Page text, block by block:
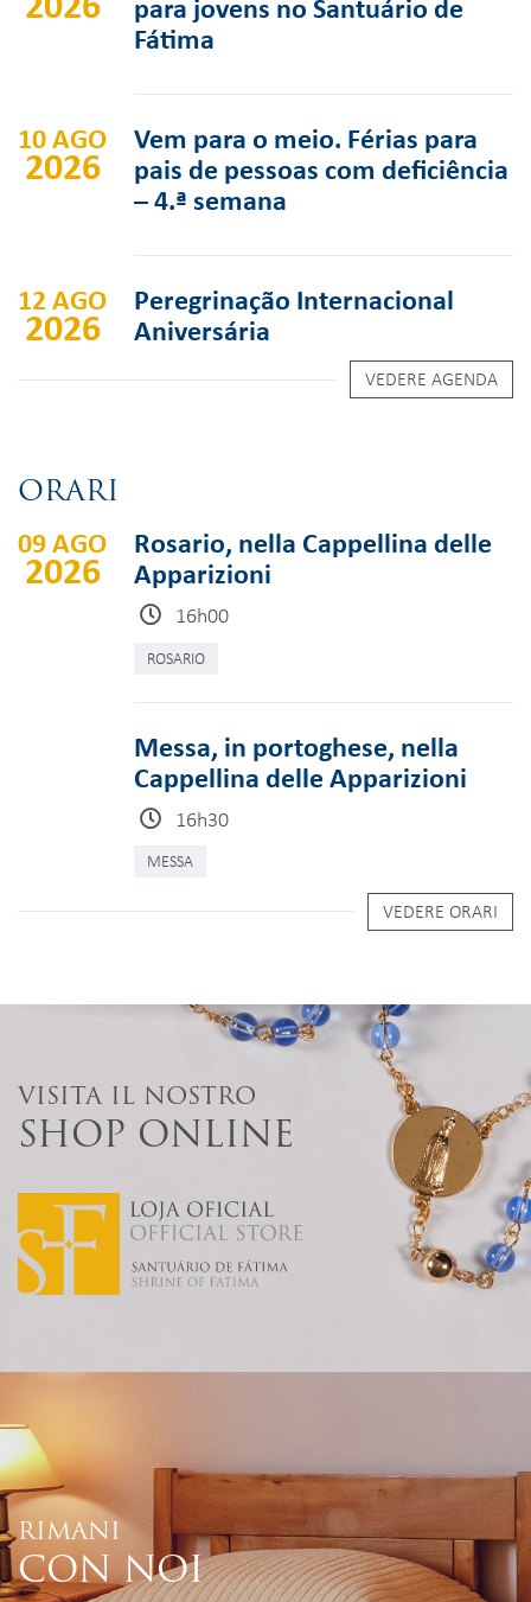
Fátima
10 AGO
2026
Vem para o meio. Férias para
pais de pessoas com deficiência
– 4.ª semana
12 AGO
2026
Peregrinação Internacional
Aniversária
VEDERE AGENDA
ORARI
09 AGO
2026
Rosario, nella Cappellina delle
Apparizioni
16h00
ROSARIO
Messa, in portoghese, nella
Cappellina delle Apparizioni
16h30
MESSA
VEDERE ORARI
VISITA IL NOSTRO
SHOP ONLINE
RIMANI
CON NOI